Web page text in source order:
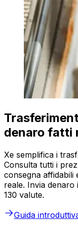
denaro fatti
Xe semplifica i
Consulta tutti i
consegna affidabili
reale. Invia denaro
130 valute.
Guida